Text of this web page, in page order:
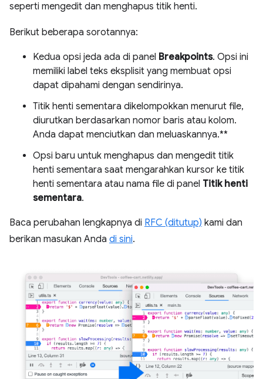
seperti mengedit dan menghapus titik henti.
Berikut beberapa sorotannya:
Kedua opsi jeda ada di panel Breakpoints. Opsi ini
memiliki label teks eksplisit yang membuat opsi
dapat dipahami dengan sendirinya.
Titik henti sementara dikelompokkan menurut file,
diurutkan berdasarkan nomor baris atau kolom.
Anda dapat menciutkan dan meluaskannya.**
Opsi baru untuk menghapus dan mengedit titik
henti sementara saat mengarahkan kursor ke titik
henti sementara atau nama file di panel Titik henti
sementara.
Baca perubahan lengkapnya di RFC (ditutup) kami dan
berikan masukan Anda di sini.